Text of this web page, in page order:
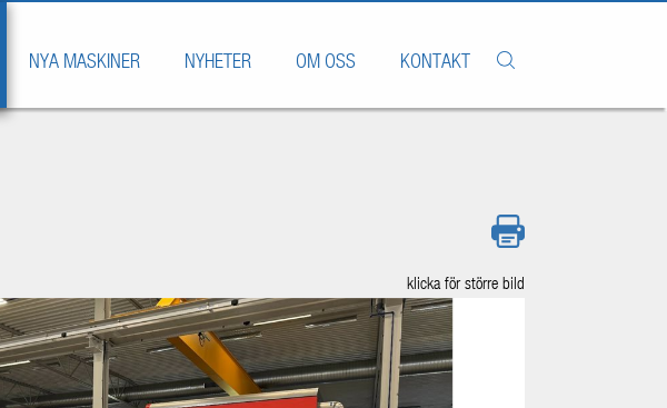
NYA MASKINER NYHETER OM OSS KONTAKT
klicka för större bild